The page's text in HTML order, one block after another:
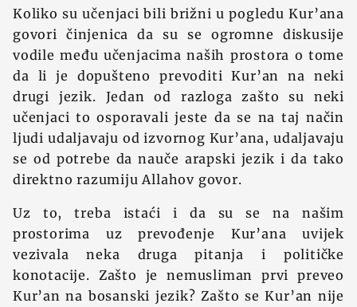
Koliko su učenjaci bili brižni u pogledu Kur’ana
govori činjenica da su se ogromne diskusije
vodile među učenjacima naših prostora o tome
da li je dopušteno prevoditi Kur’an na neki
drugi jezik. Jedan od razloga zašto su neki
učenjaci to osporavali jeste da se na taj način
ljudi udaljavaju od izvornog Kur’ana, udaljavaju
se od potrebe da nauče arapski jezik i da tako
direktno razumiju Allahov govor.
Uz to, treba istaći i da su se na našim
prostorima uz prevođenje Kur’ana uvijek
vezivala neka druga pitanja i političke
konotacije. Zašto je nemusliman prvi preveo
Kur’an na bosanski jezik? Zašto se Kur’an nije